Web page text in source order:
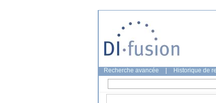
Recherche avancée Historique de